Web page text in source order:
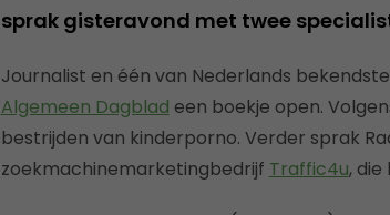
sprak gisteravond met twee
Journalist en één van Nederlands
Algemeen Dagblad een boekje open.
bestrijden van kinderporno. Verder sprak
zoekmachinemarketingbedrijf Traffic4u, die